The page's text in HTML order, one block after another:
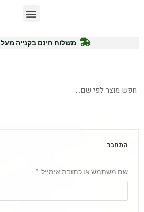
משלוח חינם בקנייה מעל 330 ש"ח
התחבר
שם משתמש או כתובת אימייל *